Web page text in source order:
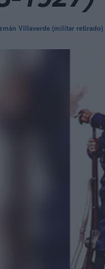
Villaverde (militar retirado)